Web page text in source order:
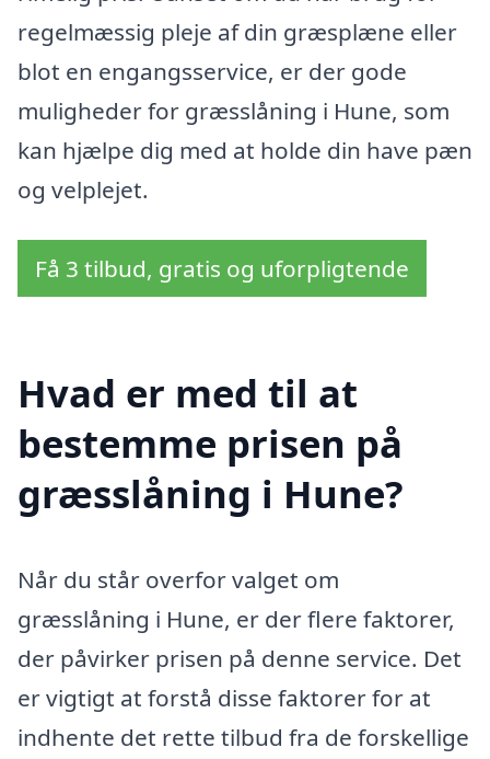
regelmæssig pleje af din græsplæne eller
blot en engangsservice, er der gode
muligheder for græsslåning i Hune, som
kan hjælpe dig med at holde din have pæn
og velplejet.
Få 3 tilbud, gratis og uforpligtende
Hvad er med til at
bestemme prisen på
græsslåning i Hune?
Når du står overfor valget om
græsslåning i Hune, er der flere faktorer,
der påvirker prisen på denne service. Det
er vigtigt at forstå disse faktorer for at
indhente det rette tilbud fra de forskellige